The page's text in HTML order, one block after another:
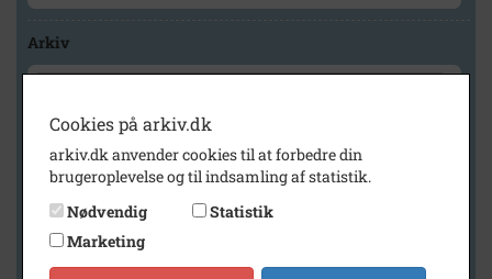
Arkiv
Geografi
Generelt
Cookies på arkiv.dk
arkiv.dk anvender cookies til at forbedre din
brugeroplevelse og til indsamling af statistik.
Nødvendig
Statistik
Marketing